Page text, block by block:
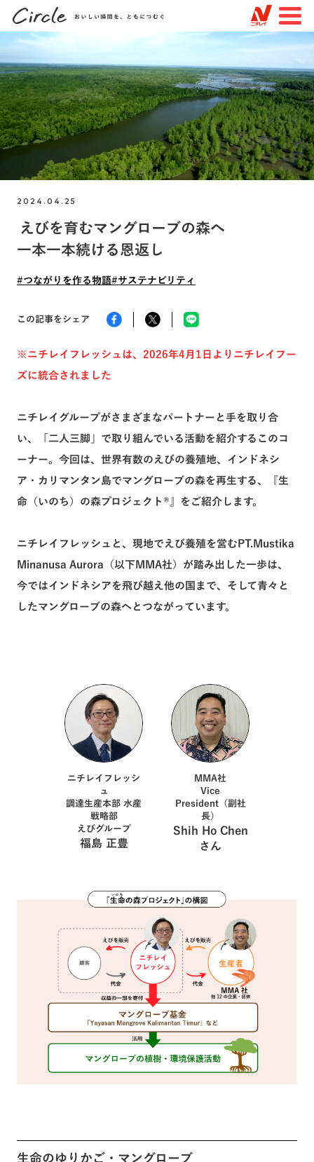
JP EN
TOP すべての記事
知る・楽しむ
トピックスで探す
#未来を変える物語 #見えない場所での物語
#つながりを作る物語 #ニチレイフーズ
#ニチレイロジグループ #ニチレイバイオサイエンス
トピックス一覧へ
2024.04.25
えびを育むマングローブの森へ
一本一本続ける恩返し
#つながりを作る物語#サステナビリティ
この記事をシェア
※ニチレイフレッシュは、2026年4月1日よりニチレイフー
ズに統合されました
ニチレイグループがさまざまなパートナーと⼿を取り合
い、「⼆⼈三脚」で取り組んでいる活動を紹介するこのコ
ーナー。今回は、世界有数のえびの養殖地、インドネシ
ア・カリマンタン島でマングローブの森を再⽣する、『⽣
命（いのち）の森プロジェクト®️』をご紹介します。
ニチレイフレッシュと、現地でえび養殖を営むPT.Mustika
Minanusa Aurora（以下MMA社）が踏み出した一歩は、
今ではインドネシアを飛び越え他の国まで、そして青々と
したマングローブの森へとつながっています。
ニチレイフレッシ
ュ
調達生産本部 水産
戦略部
えびグループ
福島 正豊
MMA社
Vice
President（副社
長）
Shih Ho Chen
さん
生命のゆりかご・マングローブ